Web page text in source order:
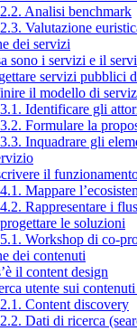
Analisi benchmark
Valutazione
dei servizi
sono i servizi e il
servizi pubblici
il modello di
Identificare gli
Formulare la
Inquadrare gli
il
Mappare
Rappresentare i
le soluzioni
Workshop di co-
dei contenuti
il content design
utente sui
Content discovery
Dati di ricerca